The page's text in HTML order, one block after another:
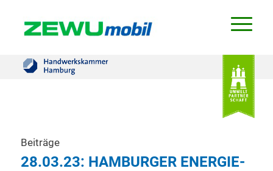
Beiträge
28.03.23: HAMBURGER ENERGIE-